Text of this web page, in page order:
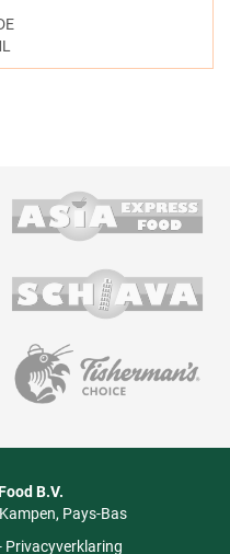
B.V.
Kampen Pays-Bas
Privacyverklaring